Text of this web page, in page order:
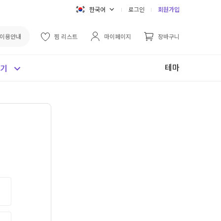
한국어 로그인 회원가입
이용안내 찜 리스트 마이페이지 장바구니
테마